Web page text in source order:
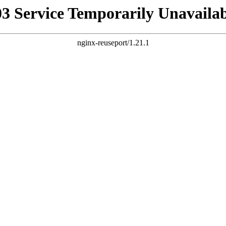
Service Temporarily
nginx-reuseport/1.21.1